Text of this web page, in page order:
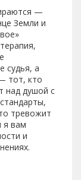
—
Земли и
судья, а
тот, кто
над душой с
тревожит
я вам
и